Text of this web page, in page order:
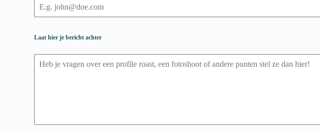
Laat hier je bericht achter